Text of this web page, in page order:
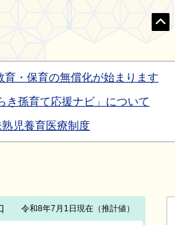
・保育の無償化が始まります
き孫育て応援ナビ」について
熟児養育医療制度